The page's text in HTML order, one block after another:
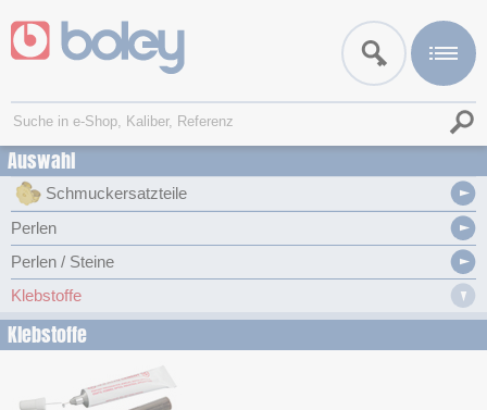
Auswahl
Schmuckersatzteile
Perlen
Perlen / Steine
Klebstoffe
Klebstoffe